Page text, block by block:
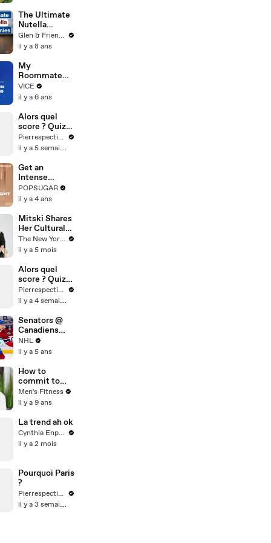
The Ultimate
Nutella
Brownie
Recipe
Glen & Friends Cooking Food
il y a 8 ans
My
Roommate
Has COVID-19
VICE
il y a 6 ans
Alors quel
score ? Quiz
cinéma 🎬🍿
Pierrespectives
il y a 5 semaines
Get an
Intense
Cardio
Workout
Running or
Jumping in
This 30-
Minute
Routine
POPSUGAR
il y a 4 ans
Mitski Shares
Her Cultural
EssentialsThe New Yorker
il y a 5 mois
Alors quel
score ? Quiz
Mythologie
Pierrespectives
il y a 4 semaines
Senators @
Canadiens
5/1/21 | NHL
Highlights
NHL
il y a 5 ans
How to
commit to
athletic
excellence,
Nike trainer
Joe Holder
Men's Fitness
il y a 9 ans
La trend ah ok
Cynthia Enparle
il y a 2 mois
Pourquoi Paris
?
Pierrespectives
il y a 3 semaines